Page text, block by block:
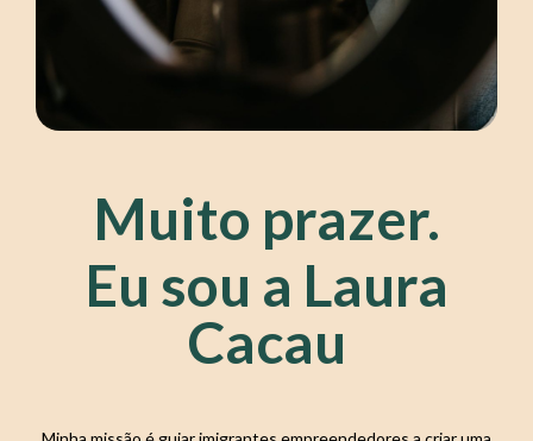
Muito prazer.
Eu sou a Laura
Cacau